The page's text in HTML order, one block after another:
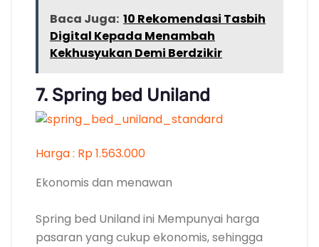
Baca Juga: 10 Rekomendasi Tasbih
Digital Kepada Menambah
Kekhusyukan Demi Berdzikir
7. Spring bed Uniland
Harga : Rp 1.563.000
Ekonomis dan menawan
Spring bed Uniland ini Mempunyai harga
pasaran yang cukup ekonomis, sehingga